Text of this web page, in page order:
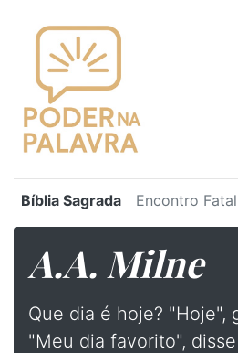
Bíblia Sagrada Encontro
A.A. Milne
Que dia é hoje? "Hoje",
"Meu dia favorito",